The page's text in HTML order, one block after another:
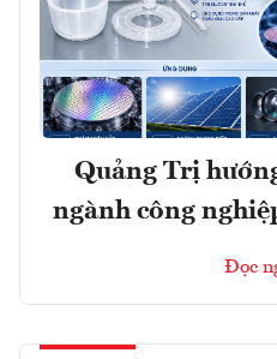
Quảng Trị
ngành công
Đọc